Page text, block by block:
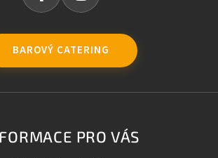
BAROVÝ CATERING
PRO VÁS